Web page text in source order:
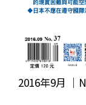
2016年9月 ｜